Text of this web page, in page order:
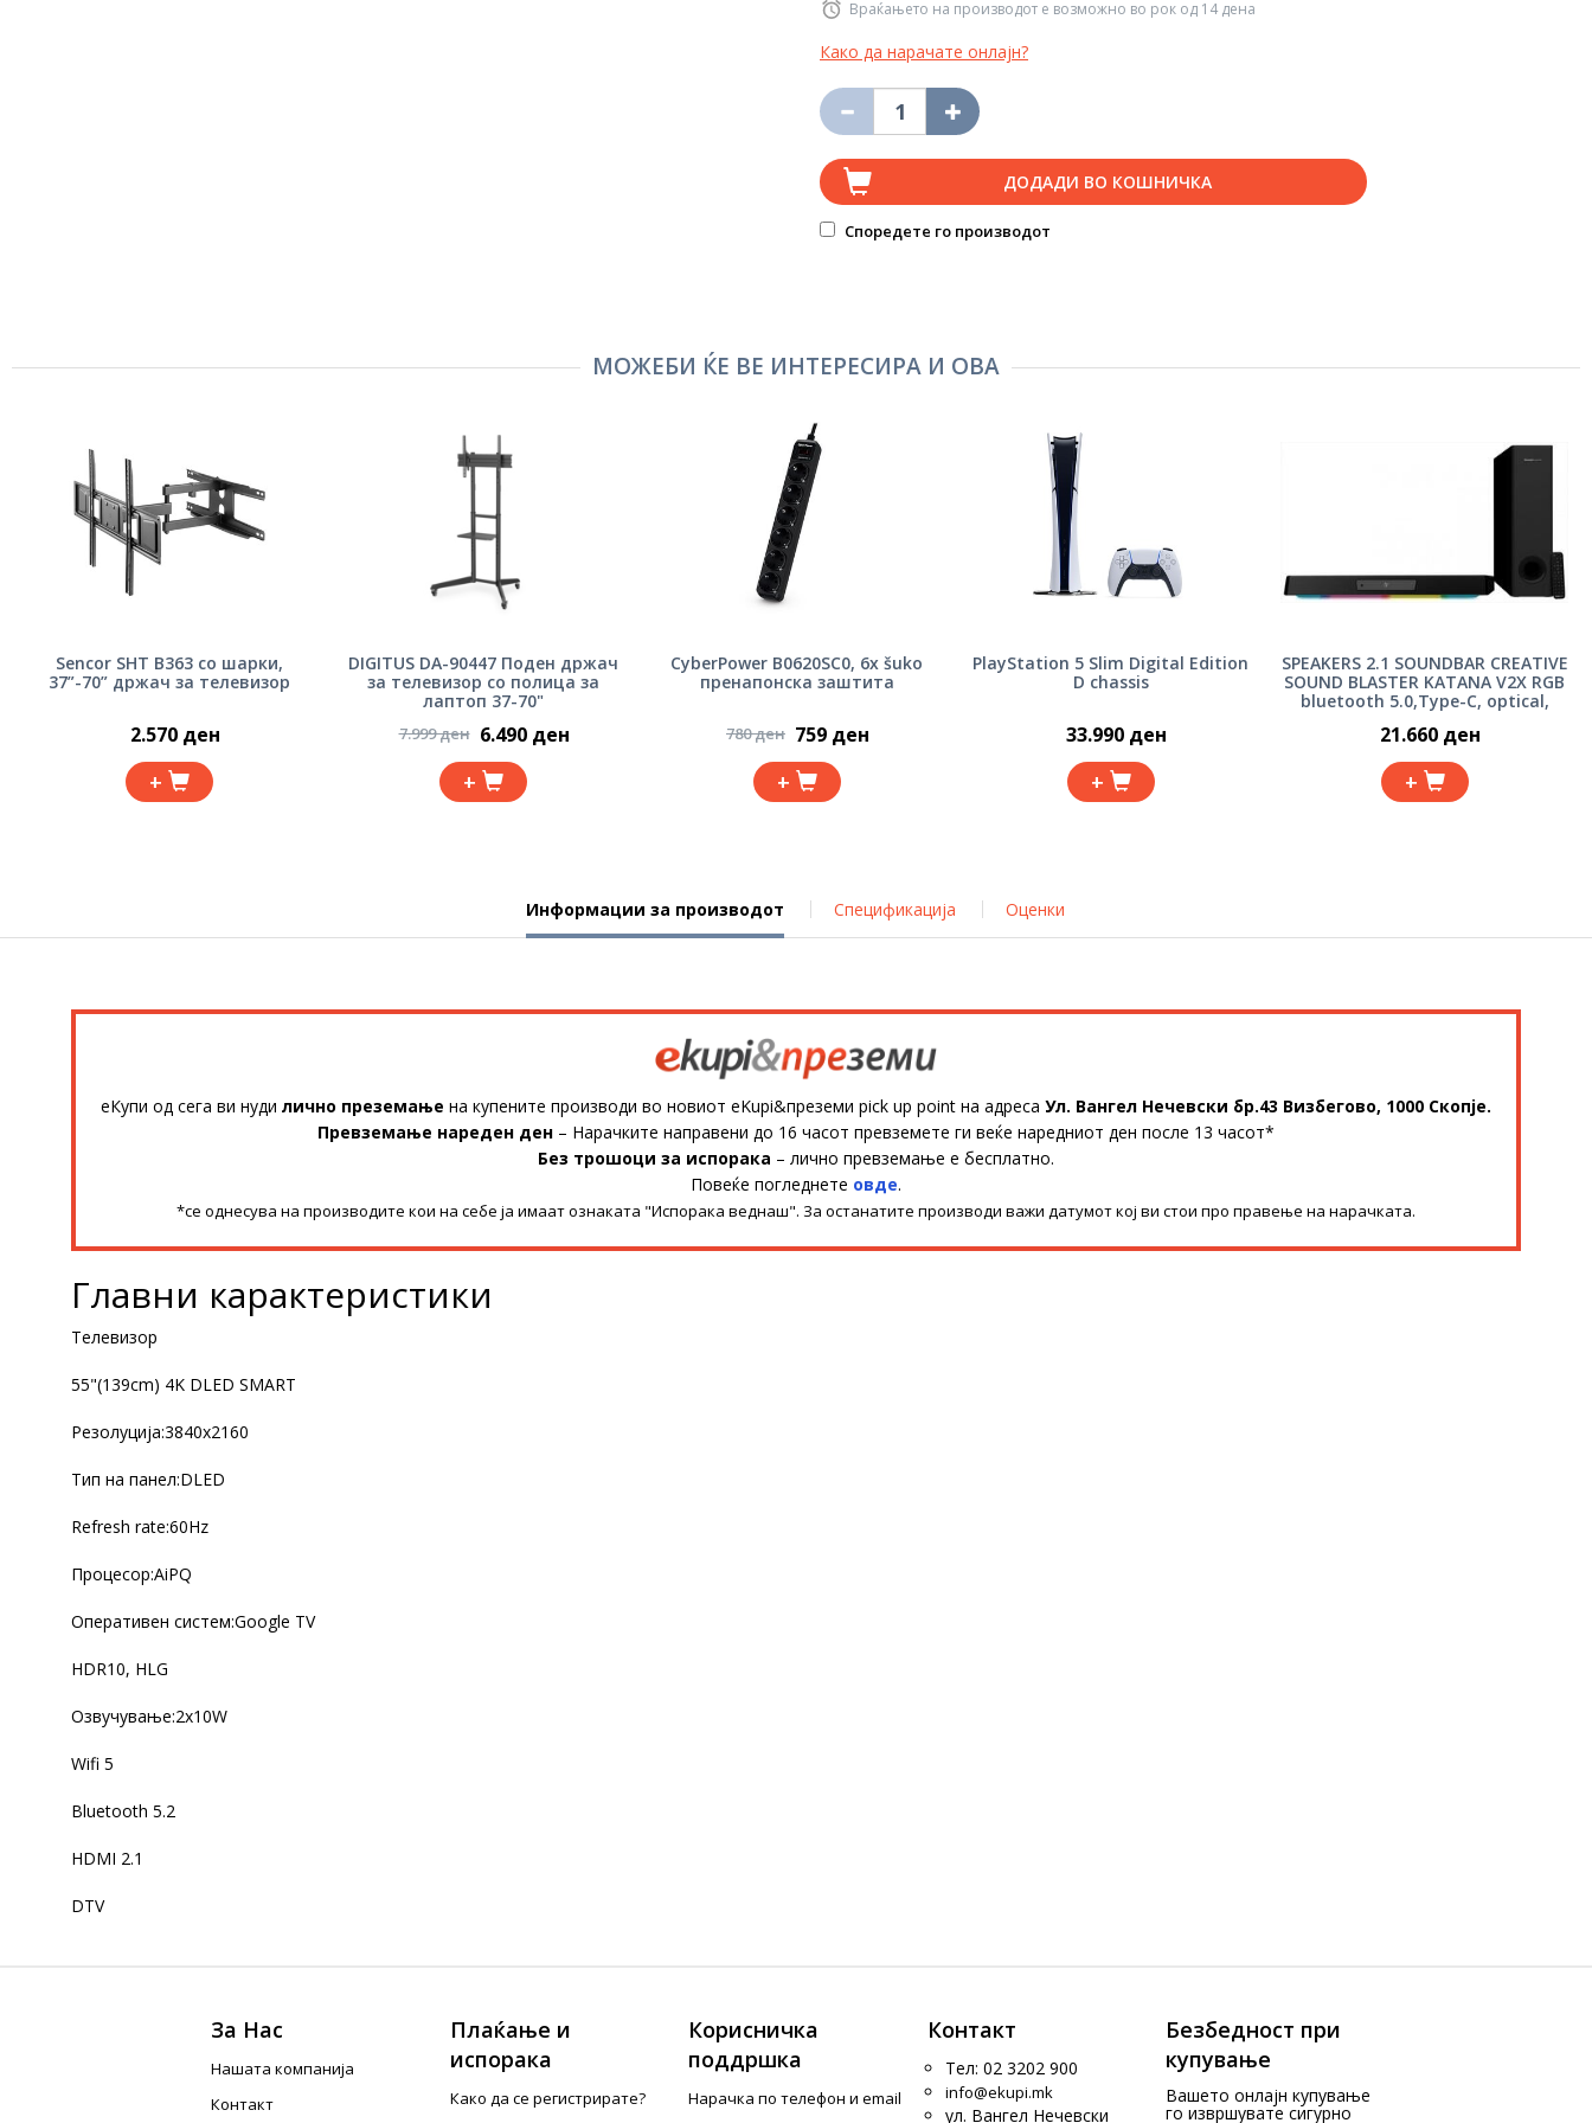
Враќањето на производот е возможно во рок од 14 дена
Како да нарачате онлајн?
ДОДАДИ ВО КОШНИЧКА
Споредете го производот
МОЖЕБИ ЌЕ ВЕ ИНТЕРЕСИРА И ОВА
Sencor SHT B363 со шарки,
37”-70” држач за телевизор
2.570 ден
+
DIGITUS DA-90447 Поден држач
за телевизор со полица за
лаптоп 37-70"
7.999 ден 6.490 ден
+
CyberPower B0620SC0, 6x šuko
пренапонска заштита
780 ден 759 ден
+
PlayStation 5 Slim Digital Edition
D chassis
33.990 ден
+
SPEAKERS 2.1 SOUNDBAR CREATIVE
SOUND BLASTER KATANA V2X RGB
bluetooth 5.0,Type-C, optical,
21.660 ден
+
Информации за производот Спецификација Оценки
еКупи од сега ви нуди лично преземање на купените производи во новиот eKupi&преземи pick up point на адреса Ул. Вангел Нечевски бр.43 Визбегово, 1000 Скопје.
Превземање нареден ден – Нарачките направени до 16 часот превземете ги веќе наредниот ден после 13 часот*
Без трошоци за испорака – лично превземање е бесплатно.
Повеќе погледнете овде.
*се однесува на производите кои на себе ја имаат ознаката "Испорака веднаш". За останатите производи важи датумот кој ви стои про правење на нарачката.
Главни карактеристики
Телевизор
55"(139cm) 4K DLED SMART
Резолуција:3840x2160
Тип на панел:DLED
Refresh rate:60Hz
Процесор:AiPQ
Оперативен систем:Google TV
HDR10, HLG
Озвучување:2x10W
Wifi 5
Bluetooth 5.2
HDMI 2.1
DTV
За Нас
Нашата компанија
Контакт
Плаќање и
испорака
Како да се регистрирате?
Корисничка
поддршка
Нарачка по телефон и еmail
Контакт
Тел: 02 3202 900
info@ekupi.mk
ул. Вангел Нечевски
Безбедност при
купување
Вашето онлајн купување
го извршувате сигурно